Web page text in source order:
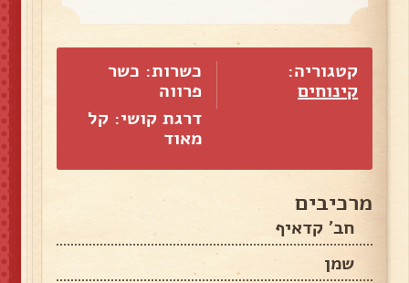
קטגוריה:
קינוחים
כשרות: כשר
פרווה
דרגת קושי: קל
מאוד
מרכיבים
חב' קדאיף
שמן